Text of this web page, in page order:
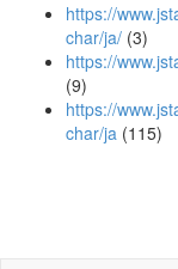
https://
char/ja/ (3)
https://
(9)
https://
char/ja (115)